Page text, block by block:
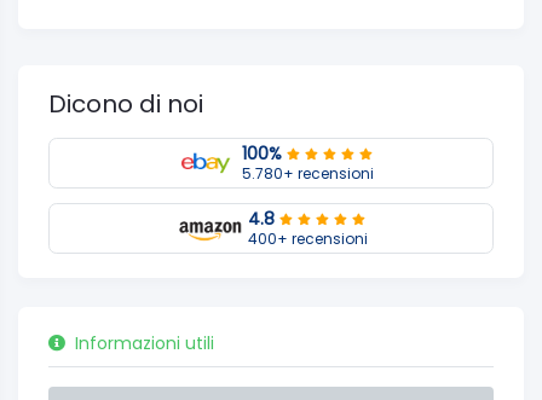
Dicono di noi
100%
5.780+ recensioni
4.8
400+ recensioni
Informazioni utili